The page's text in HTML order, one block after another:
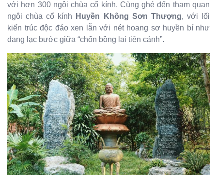
với hơn 300 ngôi chùa cổ kính. Cùng ghé đến tham quan
ngôi chùa cổ kính
Huyền Không Sơn Thượng, với lối
kiến trúc độc đáo xen lẫn với nét hoang sơ huyền bí như
đang lạc bước giữa “chốn bồng lai tiên cảnh”.